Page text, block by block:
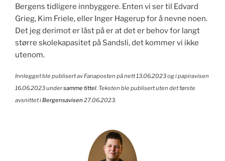
Bergens tidligere innbyggere. Enten vi ser til Edvard
Grieg, Kim Friele, eller Inger Hagerup for å nevne noen.
Det jeg derimot er låst på er at det er behov for langt
større skolekapasitet på Sandsli, det kommer vi ikke
utenom.
Innlegget ble publisert av Fanaposten på nett 13.06.2023 og i papiravisen
16.06.2023 undersamme tittel. Teksten ble publisert uten det første
avsnittet iBergensavisen 27.06.2023.